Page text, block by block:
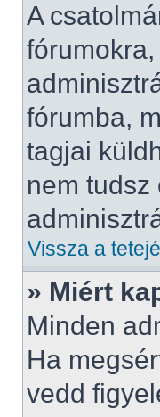
A
fórumba,
tagjai
nem
Vissza a
» Miért
Minden
Ha
vedd